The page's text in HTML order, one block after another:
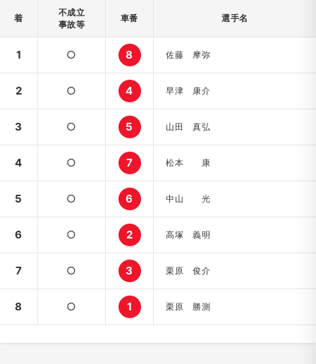
着
不成立
事故等
車番 選手名
1 ○ 8 佐藤 摩弥
2 ○ 4 早津 康介
3 ○ 5 山田 真弘
4 ○ 7 松本 康
5 ○ 6 中山 光
6 ○ 2 高塚 義明
7 ○ 3 栗原 俊介
8 ○ 1 栗原 勝測